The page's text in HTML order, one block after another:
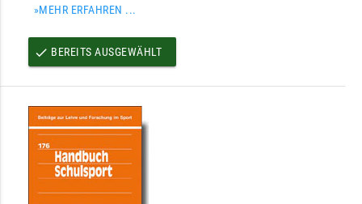
»MEHR ERFAHREN ...
done BEREITS AUSGEWÄHLT